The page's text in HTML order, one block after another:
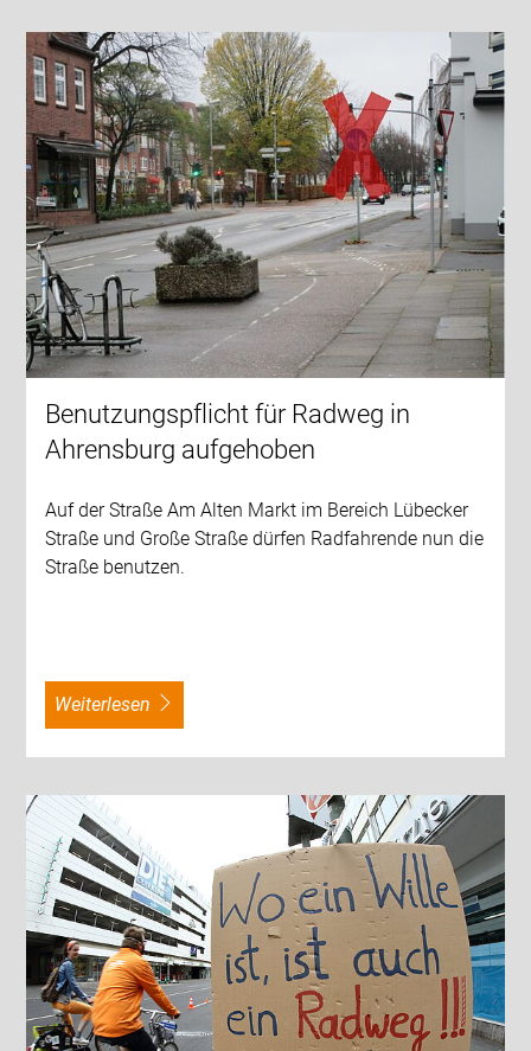
Benutzungspflicht für Radweg in
Ahrensburg aufgehoben
Auf der Straße Am Alten Markt im Bereich Lübecker
Straße und Große Straße dürfen Radfahrende nun die
Straße benutzen.
weiterlesen